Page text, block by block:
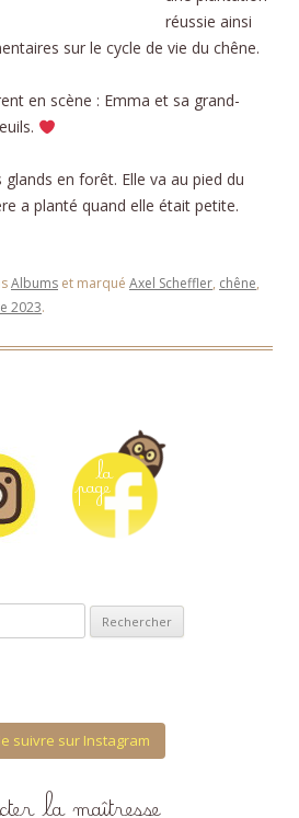
réussie ainsi
sur le cycle de vie du chêne.
en scène : Emma et sa grand-
en forêt. Elle va au pied du
a planté quand elle était petite.
Albums et marqué Axel Scheffler, chêne,
2023.
suivre sur Instagram